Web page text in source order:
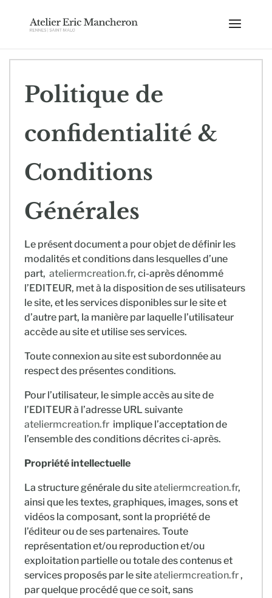
Politique de
confidentialité &
Conditions
Générales
Le présent document a pour objet de définir les
modalités et conditions dans lesquelles d’une
part, ateliermcreation.fr, ci-après dénommé
l’EDITEUR, met à la disposition de ses utilisateurs
le site, et les services disponibles sur le site et
d’autre part, la manière par laquelle l’utilisateur
accède au site et utilise ses services.
Toute connexion au site est subordonnée au
respect des présentes conditions.
Pour l’utilisateur, le simple accès au site de
l’EDITEUR à l’adresse URL suivante
ateliermcreation.fr implique l’acceptation de
l’ensemble des conditions décrites ci-après.
Propriété intellectuelle
La structure générale du siteateliermcreation.fr,
ainsi que les textes, graphiques, images, sons et
vidéos la composant, sont la propriété de
l’éditeur ou de ses partenaires. Toute
représentation et/ou reproduction et/ou
exploitation partielle ou totale des contenus et
services proposés par le siteateliermcreation.fr,
par quelque procédé que ce soit, sans